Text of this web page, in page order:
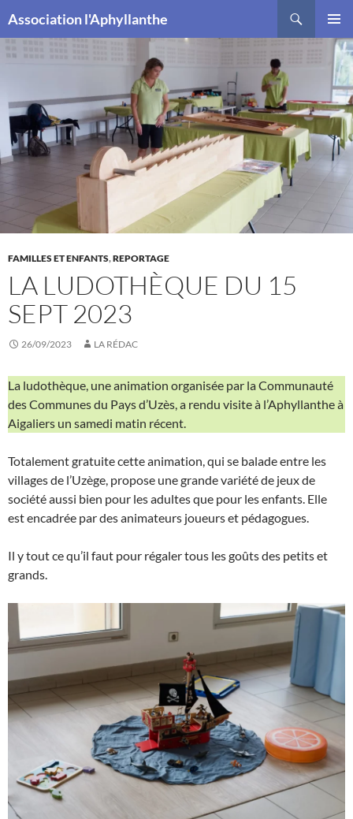
Association l'Aphyllanthe
MENU
FAMILLES ET ENFANTS,REPORTAGE
LA LUDOTHÈQUE DU 15
SEPT 2023
26/09/2023 LA RÉDAC
La ludothèque, une animation organisée par la Communauté
des Communes du Pays d’Uzès, a rendu visite à l’Aphyllanthe à
Aigaliers un samedi matin récent.
Totalement gratuite cette animation, qui se balade entre les
villages de l’Uzège, propose une grande variété de jeux de
société aussi bien pour les adultes que pour les enfants. Elle
est encadrée par des animateurs joueurs et pédagogues.
Il y tout ce qu’il faut pour régaler tous les goûts des petits et
grands.